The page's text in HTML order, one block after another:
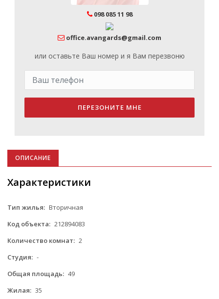
098 085 11 98
office.avangards@gmail.com
или оставьте Ваш номер и я Вам перезвоню
ПЕРЕЗОНИТЕ МНЕ
ОПИСАНИЕ
Характеристики
Тип жилья: Вторичная
Код объекта: 212894083
Количество комнат: 2
Студия: -
Общая площадь: 49
Жилая: 35